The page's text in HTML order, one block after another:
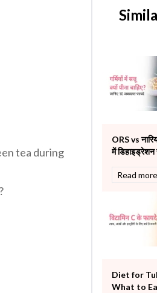
tea during
Mental
Minimal
Surgery
The
The
Urology
Water
ORS vs
में
Read more
Diet for
What to